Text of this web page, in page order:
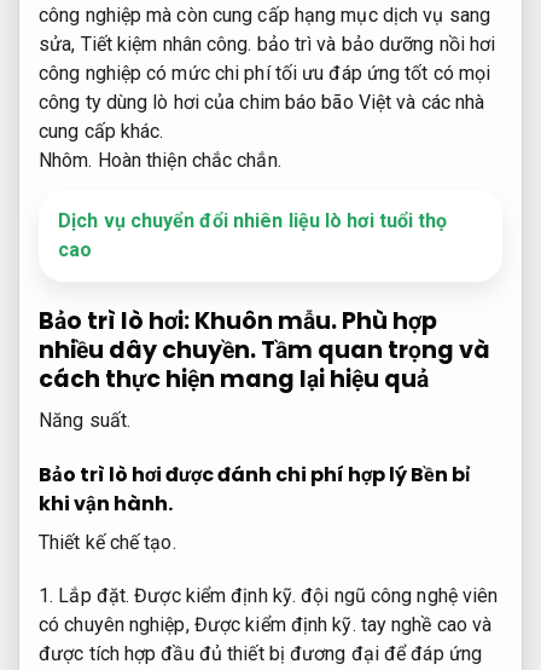
công nghiệp mà còn cung cấp hạng mục dịch vụ sang
sửa, Tiết kiệm nhân công. bảo trì và bảo dưỡng nồi hơi
công nghiệp có mức chi phí tối ưu đáp ứng tốt có mọi
công ty dùng lò hơi của chim báo bão Việt và các nhà
cung cấp khác.
Nhôm. Hoàn thiện chắc chắn.
Dịch vụ chuyển đổi nhiên liệu lò hơi tuổi thọ
cao
Bảo trì lò hơi:Khuôn mẫu.Phù hợp
nhiều dây chuyền.Tầm quan trọng và
cách thực hiện mang lại hiệu quả
Năng suất.
Bảo trì lò hơi được đánh chi phí hợp lýBền bỉ
khi vận hành.
Thiết kế chế tạo.
1. Lắp đặt. Được kiểm định kỹ. đội ngũ công nghệ viên
có chuyên nghiệp, Được kiểm định kỹ. tay nghề cao và
được tích hợp đầu đủ thiết bị đương đại để đáp ứng